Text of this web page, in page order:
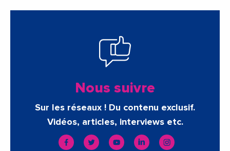
Nous suivre
Sur les réseaux ! Du contenu exclusif.
Vidéos, articles, interviews etc.